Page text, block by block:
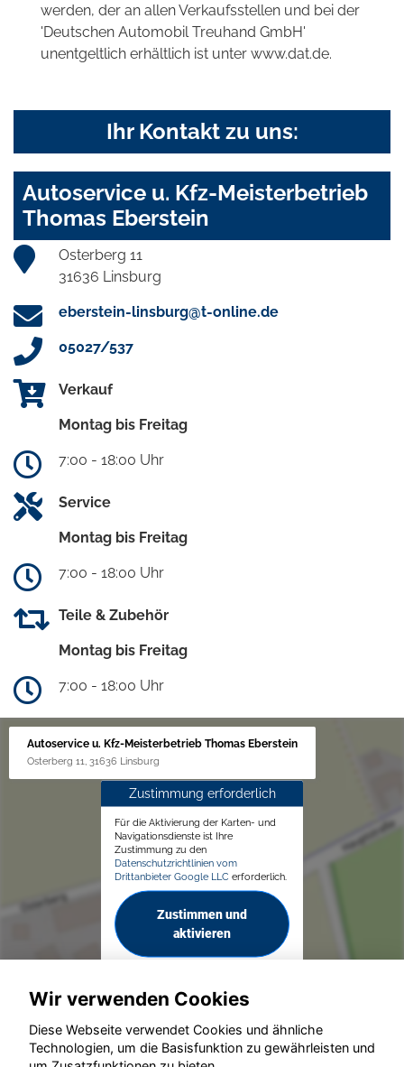
werden, der an allen Verkaufsstellen und bei der
'Deutschen Automobil Treuhand GmbH'
unentgeltlich erhältlich ist unter www.dat.de.
Ihr Kontakt zu uns:
Autoservice u. Kfz-Meisterbetrieb
Thomas Eberstein
Osterberg 11
31636 Linsburg
eberstein-linsburg@t-online.de
05027/537
Verkauf
Montag bis Freitag
7:00 - 18:00 Uhr
Service
Montag bis Freitag
7:00 - 18:00 Uhr
Teile & Zubehör
Montag bis Freitag
7:00 - 18:00 Uhr
Autoservice u. Kfz-Meisterbetrieb Thomas Eberstein
Osterberg 11, 31636 Linsburg
Zustimmung erforderlich
Für die Aktivierung der Karten- und
Navigationsdienste ist Ihre
Zustimmung zu den
Datenschutzrichtlinien vom
Drittanbieter Google LLC erforderlich.
Zustimmen und
aktivieren
Wir verwenden Cookies
Diese Webseite verwendet Cookies und ähnliche
Technologien, um die Basisfunktion zu gewährleisten und